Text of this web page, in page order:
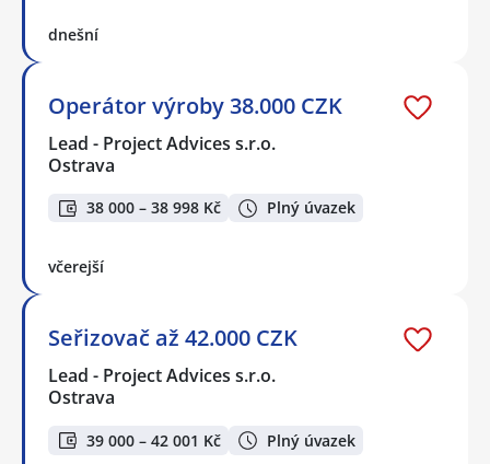
dnešní
Operátor výroby 38.000 CZK
Lead - Project Advices s.r.o.
Ostrava
38 000 – 38 998 Kč Plný úvazek
včerejší
Seřizovač až 42.000 CZK
Lead - Project Advices s.r.o.
Ostrava
39 000 – 42 001 Kč Plný úvazek